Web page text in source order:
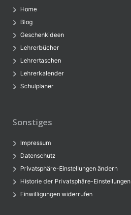
Home
Blog
Geschenkideen
Lehrerbücher
Lehrertaschen
Lehrerkalender
Schulplaner
Sonstiges
Impressum
Datenschutz
Privatsphäre-Einstellungen ändern
Historie der Privatsphäre-Einstellungen
Einwilligungen widerrufen